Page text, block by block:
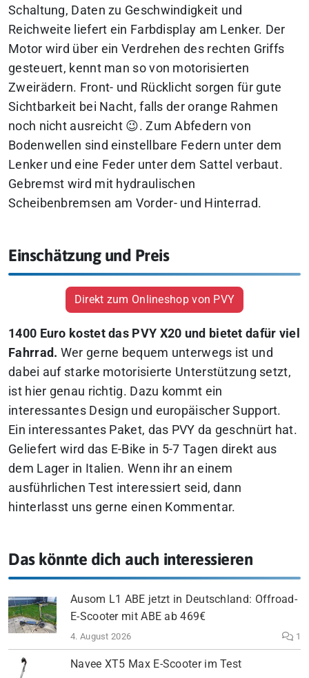
Schaltung, Daten zu Geschwindigkeit und
Reichweite liefert ein Farbdisplay am Lenker. Der
Motor wird über ein Verdrehen des rechten Griffs
gesteuert, kennt man so von motorisierten
Zweirädern. Front- und Rücklicht sorgen für gute
Sichtbarkeit bei Nacht, falls der orange Rahmen
noch nicht ausreicht 😉. Zum Abfedern von
Bodenwellen sind einstellbare Federn unter dem
Lenker und eine Feder unter dem Sattel verbaut.
Gebremst wird mit hydraulischen
Scheibenbremsen am Vorder- und Hinterrad.
Einschätzung und Preis
Direkt zum Onlineshop von PVY
1400 Euro kostet das PVY X20 und bietet dafür viel
Fahrrad. Wer gerne bequem unterwegs ist und
dabei auf starke motorisierte Unterstützung setzt,
ist hier genau richtig. Dazu kommt ein
interessantes Design und europäischer Support.
Ein interessantes Paket, das PVY da geschnürt hat.
Geliefert wird das E-Bike in 5-7 Tagen direkt aus
dem Lager in Italien. Wenn ihr an einem
ausführlichen Test interessiert seid, dann
hinterlasst uns gerne einen Kommentar.
Das könnte dich auch interessieren
Ausom L1 ABE jetzt in Deutschland: Offroad-
E-Scooter mit ABE ab 469€
4. August 2026 1
Navee XT5 Max E-Scooter im Test